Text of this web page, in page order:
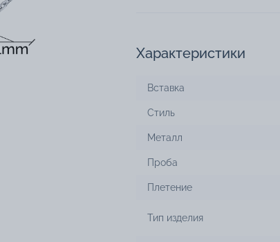
Характеристики
Вставка
Стиль
Металл
Проба
Плетение
Тип изделия